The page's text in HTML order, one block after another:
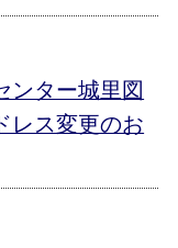
ンター城里図
ス変更のお